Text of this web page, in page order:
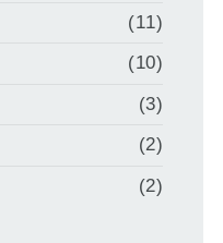
(11)
(10)
(3)
(2)
(2)